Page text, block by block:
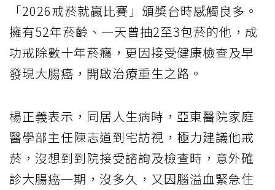
「2026戒菸就贏比賽」頒獎台時感觸良多。
擁有52年菸齡、一天曾抽2至3包菸的他，成
功戒除數十年菸癮，更因接受健康檢查及早
發現大腸癌，開啟治療重生之路。
楊正義表示，同居人生病時，亞東醫院家庭
醫學部主任陳志道到宅訪視，極力建議他戒
菸，沒想到到院接受諮詢及檢查時，意外確
診大腸癌一期，沒多久，又因腦溢血緊急住